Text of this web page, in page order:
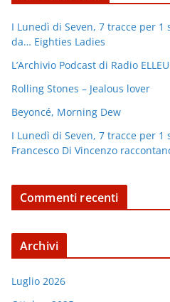
I Lunedì di Seven, 7 tracce per 1
da… Eighties Ladies
L’Archivio Podcast di Radio
Rolling Stones – Jealous lover
Beyoncé, Morning Dew
I Lunedì di Seven, 7 tracce per
Francesco Di Vincenzo
Commenti recenti
Archivi
Luglio 2026